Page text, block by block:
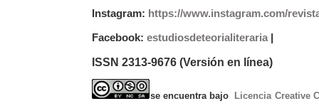
Instagram: https://www.instagram.com/
Facebook: estudiosdeteorialiteraria|
ISSN 2313-9676 (Versión en línea)
se encuentra bajo
Licencia Creative